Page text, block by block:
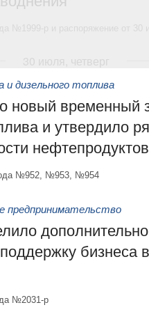
и дизельного топлива
новый временный
и утвердило
нефтепродуктов
№952, №953, №954
предпринимательство
бизнеса
№2031-р